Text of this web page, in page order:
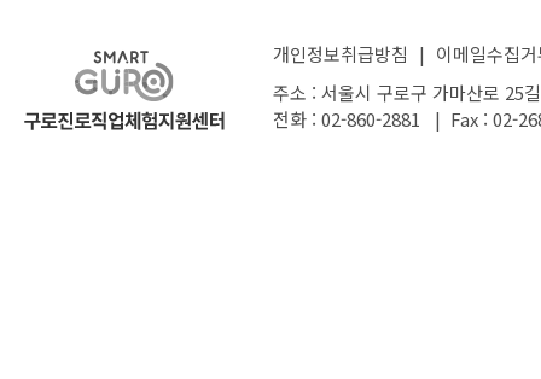
개인정보취급방침 | 이메일수집
주소 : 서울시 구로구 가마산로 25
전화 : 02-860-2881 | Fax : 02-